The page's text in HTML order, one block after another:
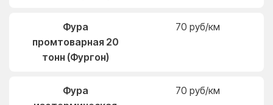
Фура
промтоварная 20
тонн (Фургон)
70 руб/км
Фура
70 руб/км